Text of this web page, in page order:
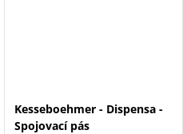
Kesseboehmer - Dispensa -
Spojovací pás